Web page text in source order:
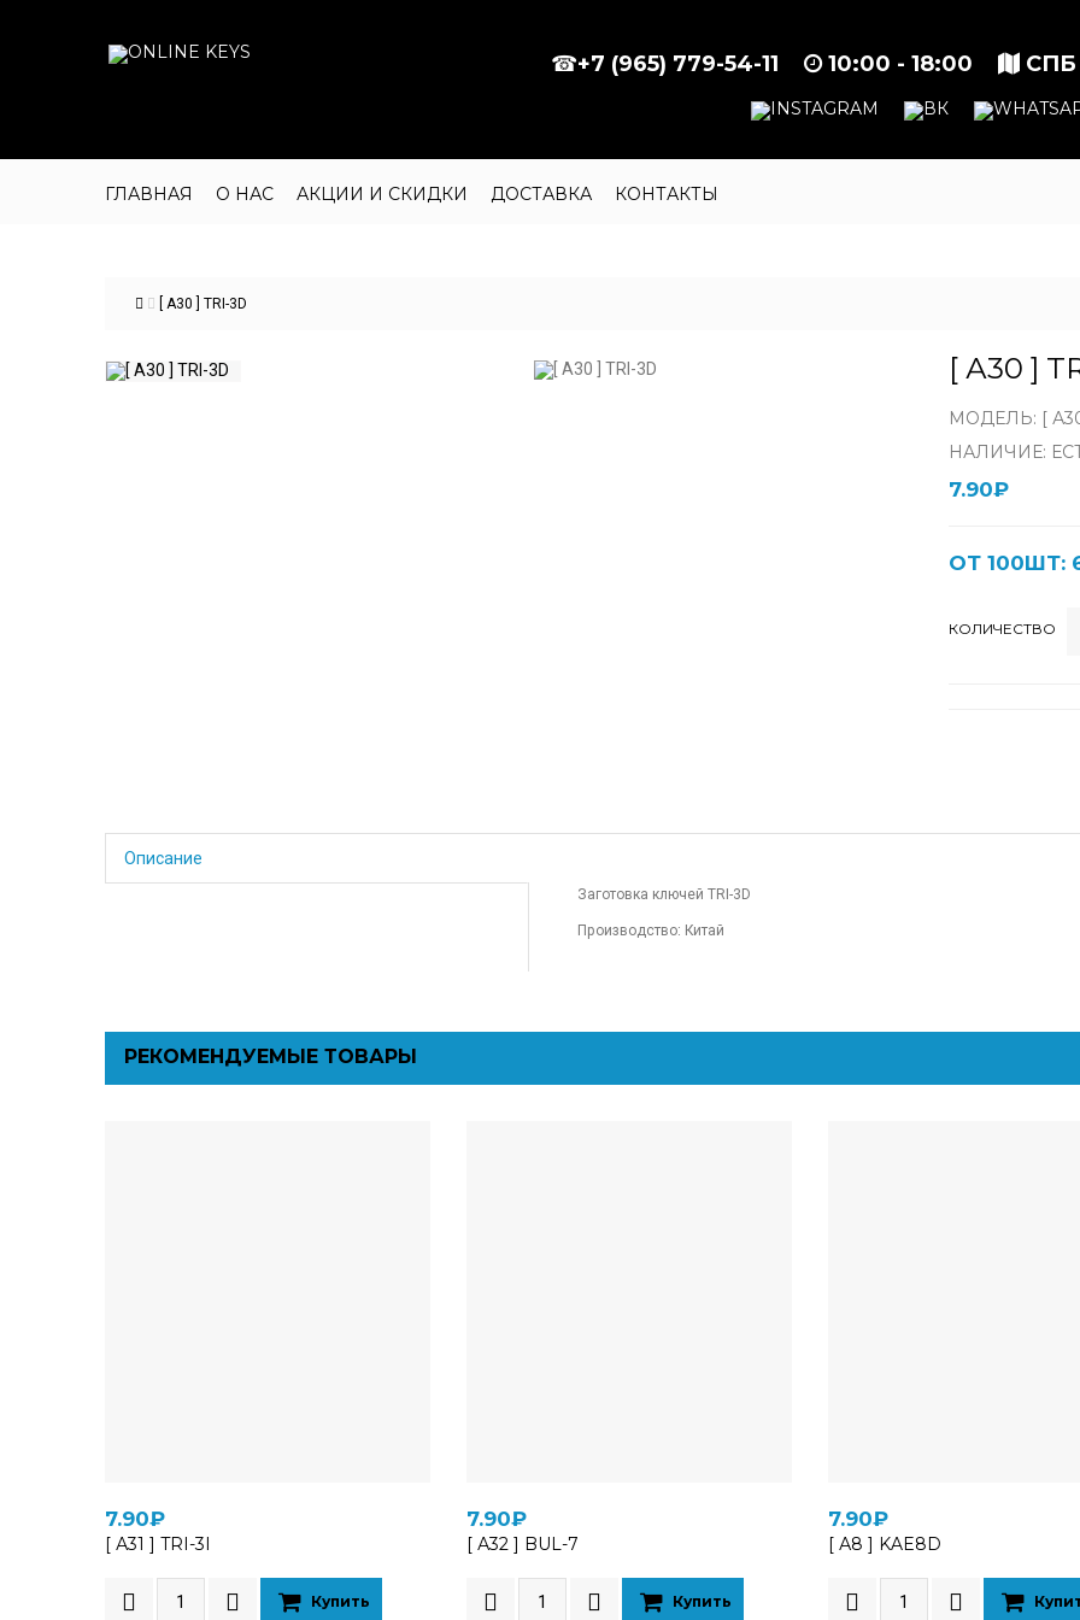
☎+7 (965) 779-54-11 10:00 - 18:00
ГЛАВНАЯ О НАС АКЦИИ И СКИДКИ ДОСТАВКА КОНТАКТЫ
[ А30 ] TRI-3D
[ А30 ]
МОДЕЛЬ: [
НАЛИЧИЕ:
7.90₽
ОТ 100ШТ:
КОЛИЧЕСТВО
Описание
Заготовка ключей TRI-3D
Производство: Китай
РЕКОМЕНДУЕМЫЕ ТОВАРЫ
7.90₽
[ А31 ] TRI-3I
Купить
7.90₽
[ А32 ] BUL-7
Купить
7.90₽
[ А8 ] KAE8D